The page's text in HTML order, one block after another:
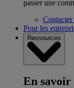
passer une
Pour les
Ressources
En savoir